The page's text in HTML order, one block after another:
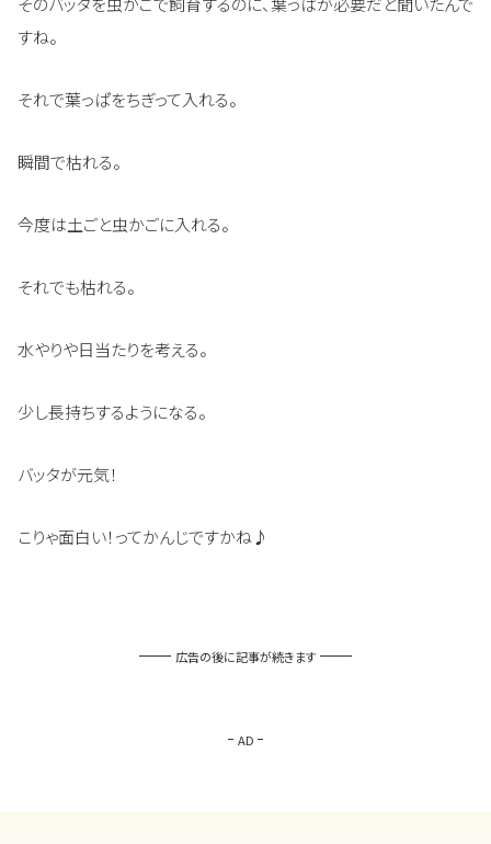
すね。
それで葉っぱをちぎって入れる。
瞬間で枯れる。
今度は土ごと虫かごに入れる。
それでも枯れる。
水やりや日当たりを考える。
少し長持ちするようになる。
バッタが元気！
こりゃ面白い！ってかんじですかね♪
広告の後に記事が続きます
AD